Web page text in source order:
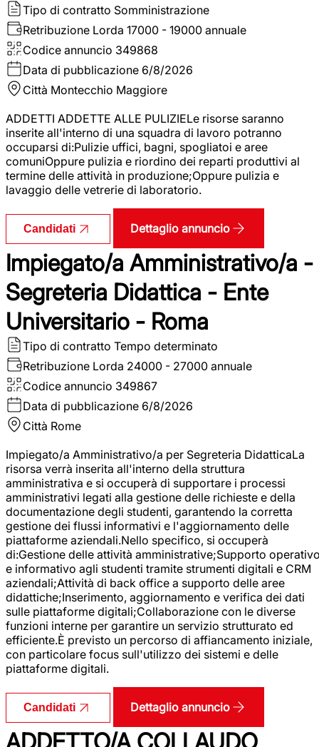
Tipo di contratto Somministrazione
Retribuzione Lorda 17000 - 19000 annuale
Codice annuncio 349868
Data di pubblicazione 6/8/2026
Città Montecchio Maggiore
ADDETTI ADDETTE ALLE PULIZIELe risorse saranno
inserite all'interno di una squadra di lavoro potranno
occuparsi di:Pulizie uffici, bagni, spogliatoi e aree
comuniOppure pulizia e riordino dei reparti produttivi al
termine delle attività in produzione;Oppure pulizia e
lavaggio delle vetrerie di laboratorio.
Candidati Dettaglio annuncio
Impiegato/a Amministrativo/a -
Segreteria Didattica - Ente
Universitario - Roma
Tipo di contratto Tempo determinato
Retribuzione Lorda 24000 - 27000 annuale
Codice annuncio 349867
Data di pubblicazione 6/8/2026
Città Rome
Impiegato/a Amministrativo/a per Segreteria DidatticaLa
risorsa verrà inserita all'interno della struttura
amministrativa e si occuperà di supportare i processi
amministrativi legati alla gestione delle richieste e della
documentazione degli studenti, garantendo la corretta
gestione dei flussi informativi e l'aggiornamento delle
piattaforme aziendali.Nello specifico, si occuperà
di:Gestione delle attività amministrative;Supporto
e informativo agli studenti tramite strumenti digitali e CRM
aziendali;Attività di back office a supporto delle aree
didattiche;Inserimento, aggiornamento e verifica dei dati
sulle piattaforme digitali;Collaborazione con le diverse
funzioni interne per garantire un servizio strutturato ed
efficiente.È previsto un percorso di affiancamento iniziale,
con particolare focus sull'utilizzo dei sistemi e delle
piattaforme digitali.
Candidati Dettaglio annuncio
ADDETTO/A COLLAUDO